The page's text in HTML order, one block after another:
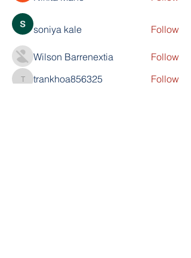
soniya kale Follow
Wilson Barrenextia Follow
trankhoa856325
trankhoa856325
Follow